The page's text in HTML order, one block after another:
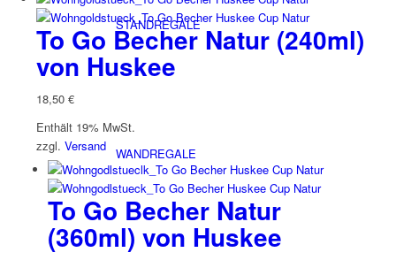
STANDREGALE
WANDREGALE
To Go Becher Natur (240ml)
von Huskee
18,50 €
Enthält 19% MwSt.
zzgl. Versand
To Go Becher Natur
(360ml) von Huskee